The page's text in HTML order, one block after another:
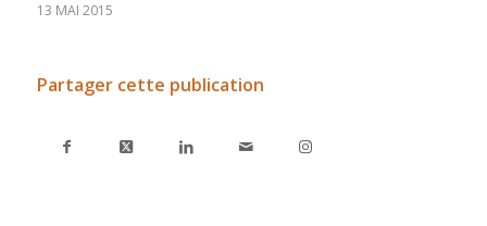
13 MAI 2015
Partager cette publication